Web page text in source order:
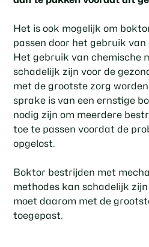
Het is ook mogelijk om
passen door het gebruik van
Het gebruik van chemische
schadelijk zijn voor de
met de grootste zorg
sprake is van een ernstige
nodig zijn om meerdere
toe te passen voordat de
opgelost.
Boktor bestrijden met
methodes kan schadelijk
moet daarom met de
toegepast.